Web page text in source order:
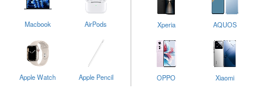
Macbook AirPods
Apple Watch Apple Pencil
Xperia AQUOS
OPPO Xiaomi